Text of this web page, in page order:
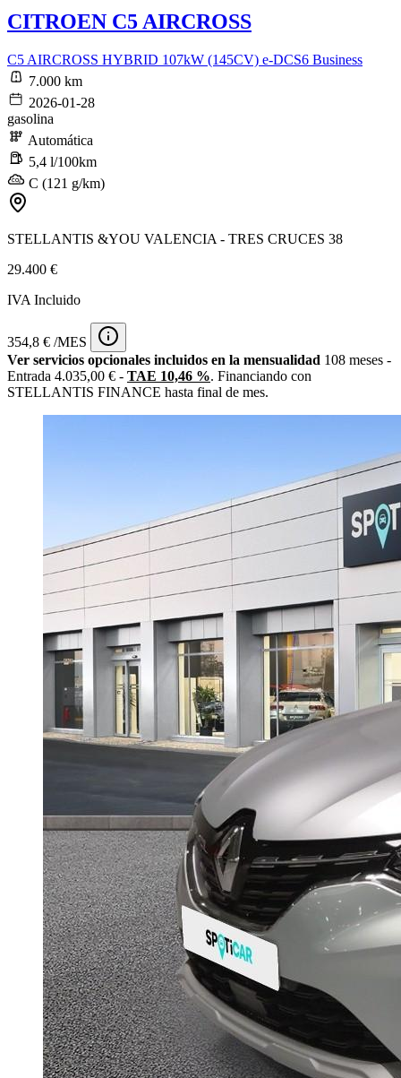
CITROEN C5 AIRCROSS
C5 AIRCROSS HYBRID 107kW (145CV) e-DCS6 Business
7.000 km
2026-01-28
gasolina
Automática
5,4 l/100km
C (121 g/km)
STELLANTIS &YOU VALENCIA - TRES CRUCES 38
29.400 €
IVA Incluido
354,8 € /MES
Ver servicios opcionales incluidos en la mensualidad 108 meses -
Entrada 4.035,00 € - TAE 10,46 %. Financiando con
STELLANTIS FINANCE hasta final de mes.